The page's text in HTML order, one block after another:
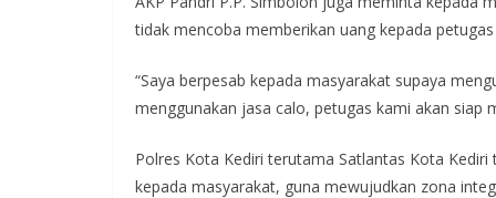
tidak mencoba memberikan uang kepada
“Saya berpesab kepada masyarakat supaya
menggunakan jasa calo, petugas kami akan siap
Polres Kota Kediri terutama Satlantas Kota
kepada masyarakat, guna mewujudkan zona